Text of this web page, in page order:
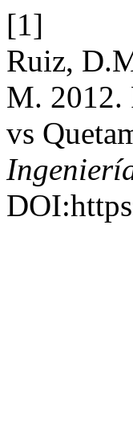
[1]
Ruiz,
M. 2012.
vs